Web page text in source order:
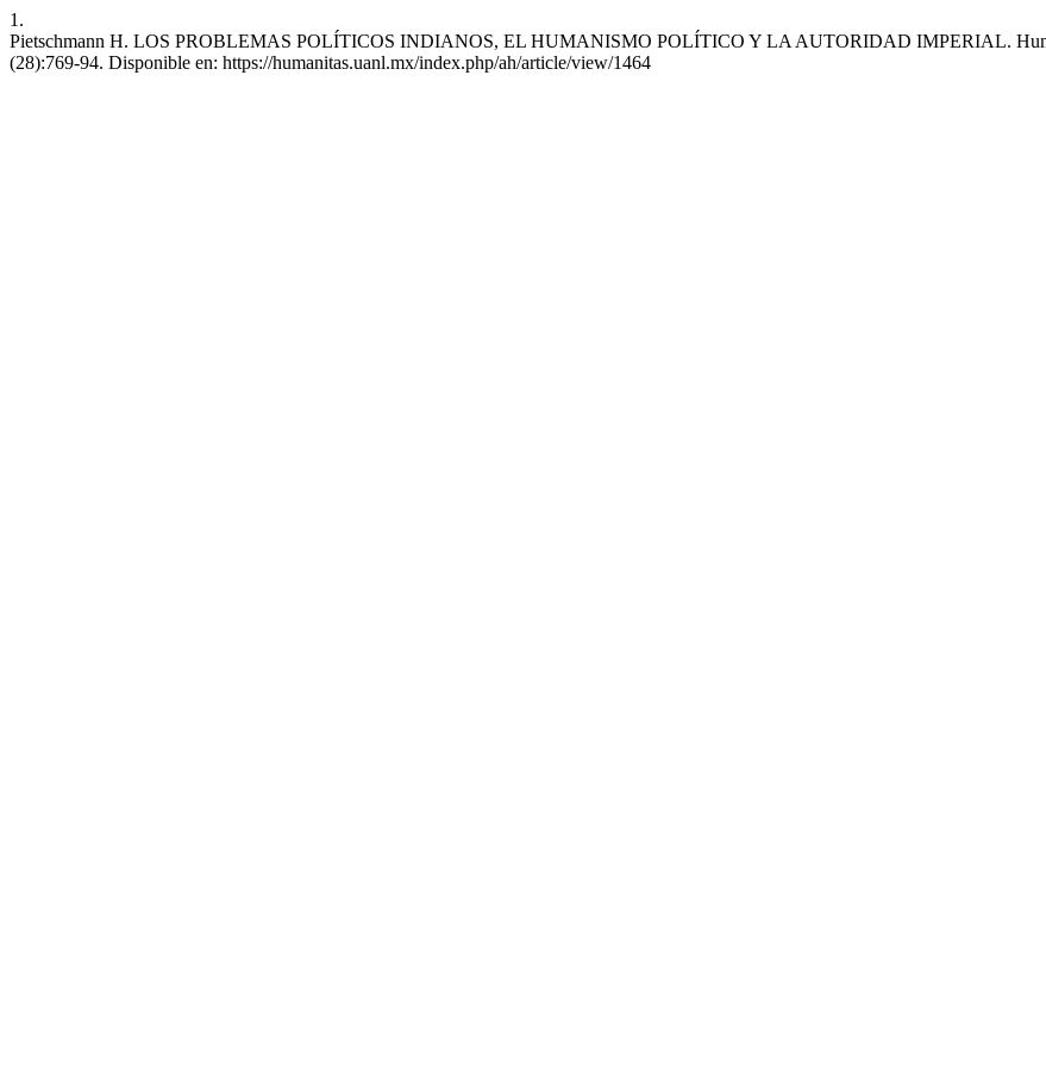
1.
Pietschmann H. LOS PROBLEMAS POLÍTICOS INDIANOS, EL HUMANISMO POLÍTICO Y LA AUTORIDAD IMPERIAL.
(28):769-94. Disponible en: https://humanitas.uanl.mx/index.php/ah/article/view/1464